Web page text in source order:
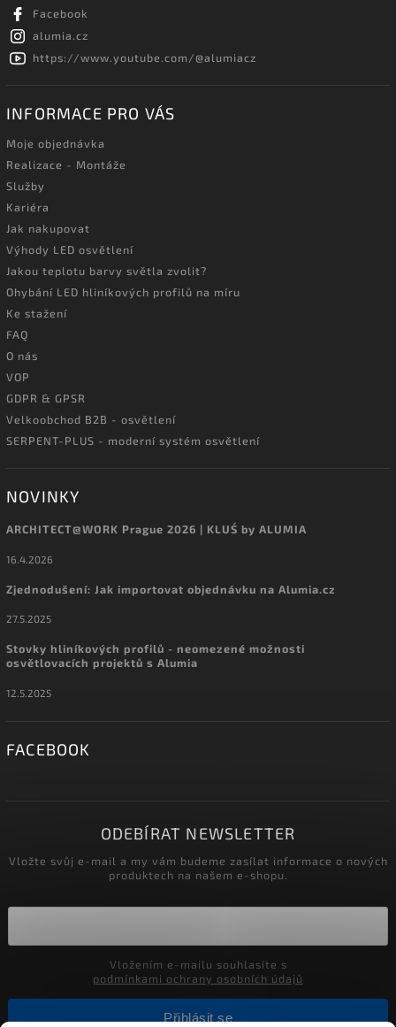
Facebook
alumia.cz
https://www.youtube.com/@alumiacz
INFORMACE PRO VÁS
Moje objednávka
Realizace - Montáže
Služby
Kariéra
Jak nakupovat
Výhody LED osvětlení
Jakou teplotu barvy světla zvolit?
Ohybání LED hliníkových profilů na míru
Ke stažení
FAQ
O nás
VOP
GDPR & GPSR
Velkoobchod B2B - osvětlení
SERPENT-PLUS - moderní systém osvětlení
NOVINKY
ARCHITECT@WORK Prague 2026 | KLUŚ by ALUMIA
16.4.2026
Zjednodušení: Jak importovat objednávku na Alumia.cz
27.5.2025
Stovky hliníkových profilů - neomezené možnosti
osvětlovacích projektů s Alumia
12.5.2025
FACEBOOK
ODEBÍRAT NEWSLETTER
Vložte svůj e-mail a my vám budeme zasílat informace o nových
produktech na našem e-shopu.
podmínkami ochrany osobních údajů
Přihlásit se